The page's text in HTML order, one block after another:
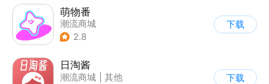
萌物番
潮流商城
2.8
下载
日淘酱
潮流商城
其他
下载